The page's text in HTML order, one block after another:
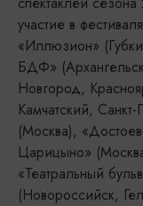
участие в
«Иллюзион»
БДФ»
Новгород,
Камчатский,
(Москва),
Царицыно»
«Театральный
(Новороссийск,